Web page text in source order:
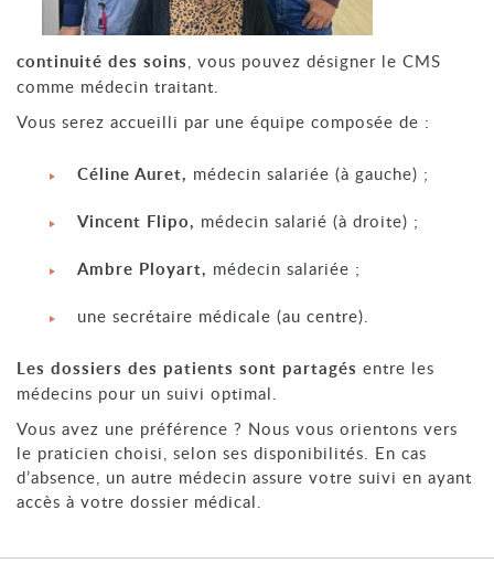
continuité des soins, vous pouvez désigner le CMS
comme médecin traitant.
Vous serez accueilli par une équipe composée de :
Céline Auret, médecin salariée (à gauche) ;
Vincent Flipo, médecin salarié (à droite) ;
Ambre Ployart, médecin salariée ;
une secrétaire médicale (au centre).
Les dossiers des patients sont partagés entre les
médecins pour un suivi optimal.
Vous avez une préférence ? Nous vous orientons vers
le praticien choisi, selon ses disponibilités. En cas
d’absence, un autre médecin assure votre suivi en ayant
accès à votre dossier médical.